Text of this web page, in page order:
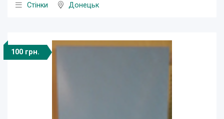
Стінки
Донецьк
100 грн.